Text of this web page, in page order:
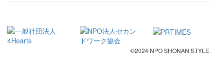
©2024 NPO SHONAN STYLE.